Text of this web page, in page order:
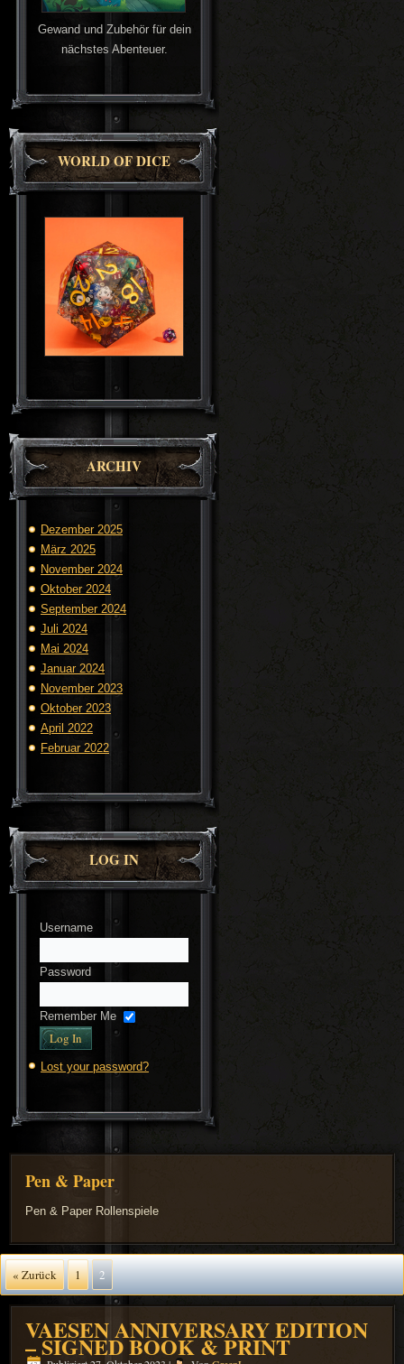
Gewand und Zubehör für dein
nächstes Abenteuer.
WORLD OF DICE
ARCHIV
Dezember 2025
März 2025
November 2024
Oktober 2024
September 2024
Juli 2024
Mai 2024
Januar 2024
November 2023
Oktober 2023
April 2022
Februar 2022
LOG IN
Username
Password
Remember Me
Lost your password?
Pen & Paper
Pen & Paper Rollenspiele
« Zurück 1 2
VAESEN ANNIVERSARY EDITION
– SIGNED BOOK & PRINT